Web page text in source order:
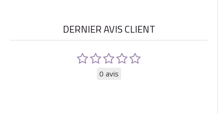
DERNIER AVIS CLIENT
0 avis